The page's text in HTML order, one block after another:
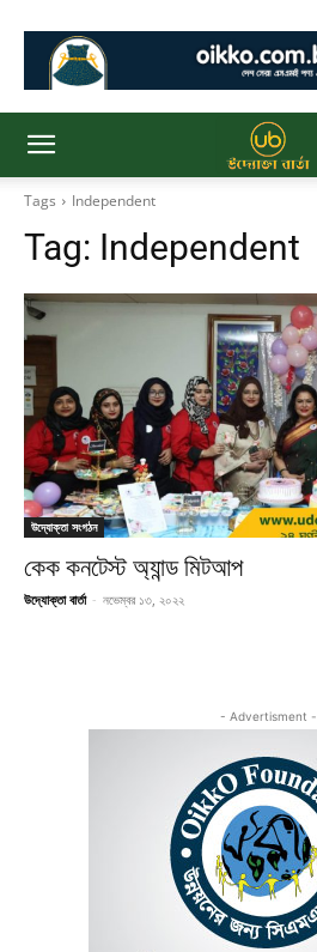
Tags Independent
Tag: Independent
উদ্যোক্তা সংগঠন
কেক কনটেস্ট অ্যান্ড মিটআপ
উদ্যোক্তা বার্তা - নভেম্বর ১৩, ২০২২
- Advertisment -